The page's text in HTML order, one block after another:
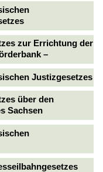
zur Errichtung der
–
Justizgesetzes
über den
Sachsen